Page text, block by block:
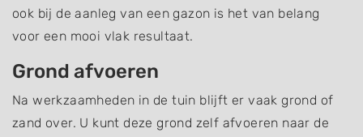
ook bij de aanleg van een gazon is het van belang
voor een mooi vlak resultaat.
Grond afvoeren
Na werkzaamheden in de tuin blijft er vaak grond of
zand over. U kunt deze grond zelf afvoeren naar de